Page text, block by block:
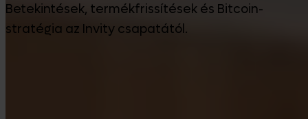
Betekintések, termékfrissítések és Bitcoin-
stratégia az Invity csapatától.